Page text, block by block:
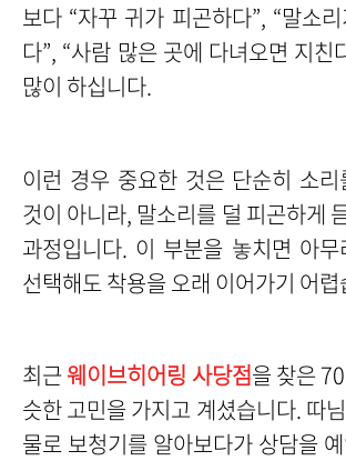
보다 “자꾸 귀가 피곤하다”, “말소
다”, “사람 많은 곳에 다녀오면 지친
많이 하십니다.
이런 경우 중요한 것은 단순히 소
것이 아니라, 말소리를 덜 피곤하게
과정입니다. 이 부분을 놓치면 아
선택해도 착용을 오래 이어가기 어
최근웨이브히어링 사당점을 찾은
슷한 고민을 가지고 계셨습니다. 따
물로 보청기를 알아보다가 상담을